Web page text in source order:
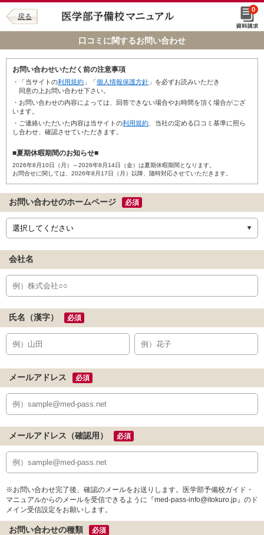
戻る
0
口コミに関するお問い合わせ
お問い合わせいただく前の注意事項
・「当サイトの利用規約 」「個人情報保護方針 」を必ずお読みいただき
同意の上お問い合わせ下さい。
・お問い合わせの内容によっては、回答できない場合やお時間を頂く場合がござ
います。
・ご連絡いただいた内容は当サイトの利用規約 、当社の定める口コミ基準に照ら
し合わせ、確認させていただきます。
■夏期休暇期間のお知らせ■
2026年8月10日（月）～2026年8月14日（金）は夏期休暇期間となります。
お問合せに関しては、2026年8月17日（月）以降、随時対応させていただきます。
お問い合わせのホームページ 必須
会社名
氏名（漢字） 必須
メールアドレス 必須
メールアドレス（確認用） 必須
※お問い合わせ完了後、確認のメールをお送りします。医学部予備校ガイド・
マニュアルからのメールを受信できるように『med-pass-info@itokuro.jp』のド
メイン受信設定をお願いします。
お問い合わせの種類 必須